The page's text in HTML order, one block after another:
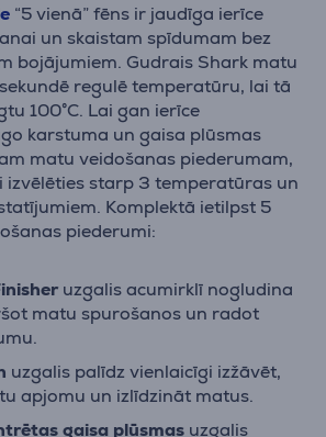
“5 vienā” fēns ir jaudīga ierīce
un skaistam spīdumam bez
bojājumiem. Gudrais Shark matu
regulē temperatūru, lai tā
100°C. Lai gan ierīce
karstuma un gaisa plūsmas
matu veidošanas piederumam,
starp 3 temperatūras un
Komplektā ietilpst 5
piederumi:
uzgalis acumirklī nogludina
matu spurošanos un radot
uzgalis palīdz vienlaicīgi izžāvēt,
apjomu un izlīdzināt matus.
gaisa plūsmas uzgalis